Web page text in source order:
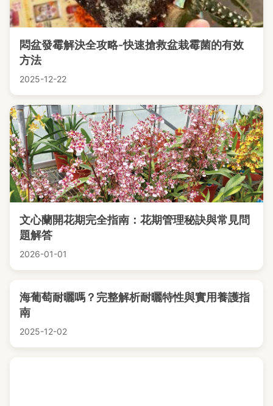
悶盆發霉解決全攻略-快速搶救盆栽霉菌的有效
方法
2025-12-22
文心蘭開花期完全指南：花期管理秘訣與常見問
題解答
2026-01-01
海葡萄耐曬嗎？完整解析耐曬特性與實用養護指
南
2025-12-02